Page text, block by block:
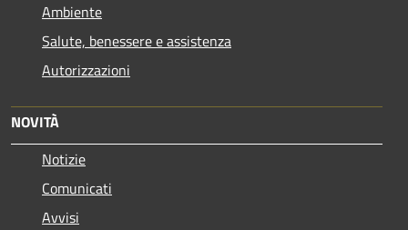
Ambiente
Salute, benessere e assistenza
Autorizzazioni
NOVITÀ
Notizie
Comunicati
Avvisi